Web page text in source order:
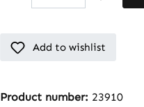
Add to wishlist
Product number: 23910